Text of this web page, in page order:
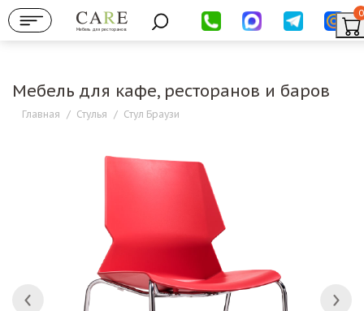
Мебель для ресторанов
0
Мебель для кафе, ресторанов и баров
Главная / Стулья / Стул Браузи